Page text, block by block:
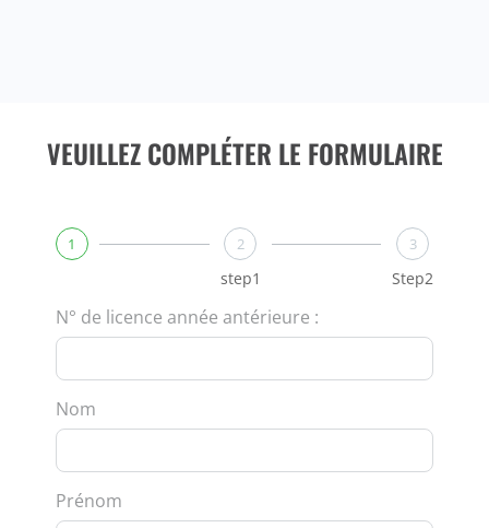
VEUILLEZ COMPLÉTER LE FORMULAIRE
1 2
step1
3
Step2
N° de licence année antérieure :
Nom
Prénom